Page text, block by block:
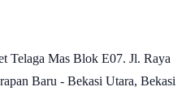
Telaga Mas Blok E07. Jl. Raya
Baru - Bekasi Utara, Bekasi